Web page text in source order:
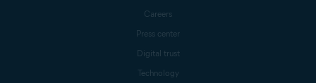
Careers
Press center
Digital trust
Technology